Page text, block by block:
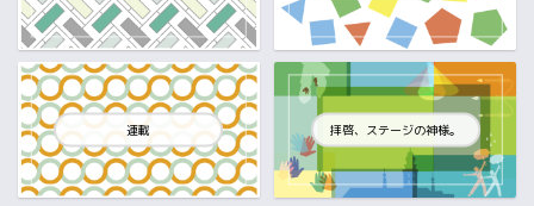
連載 拝啓、ステージの神様。